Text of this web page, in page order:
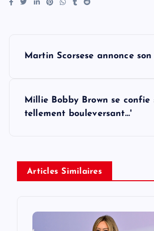
n
a
Martin Scorsese annonce
Millie Bobby Brown se
tellement bouleversant…'
Articles Similaires